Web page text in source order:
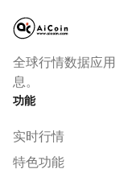
全球行情数据应
息。
功能
实时行情
特色功能